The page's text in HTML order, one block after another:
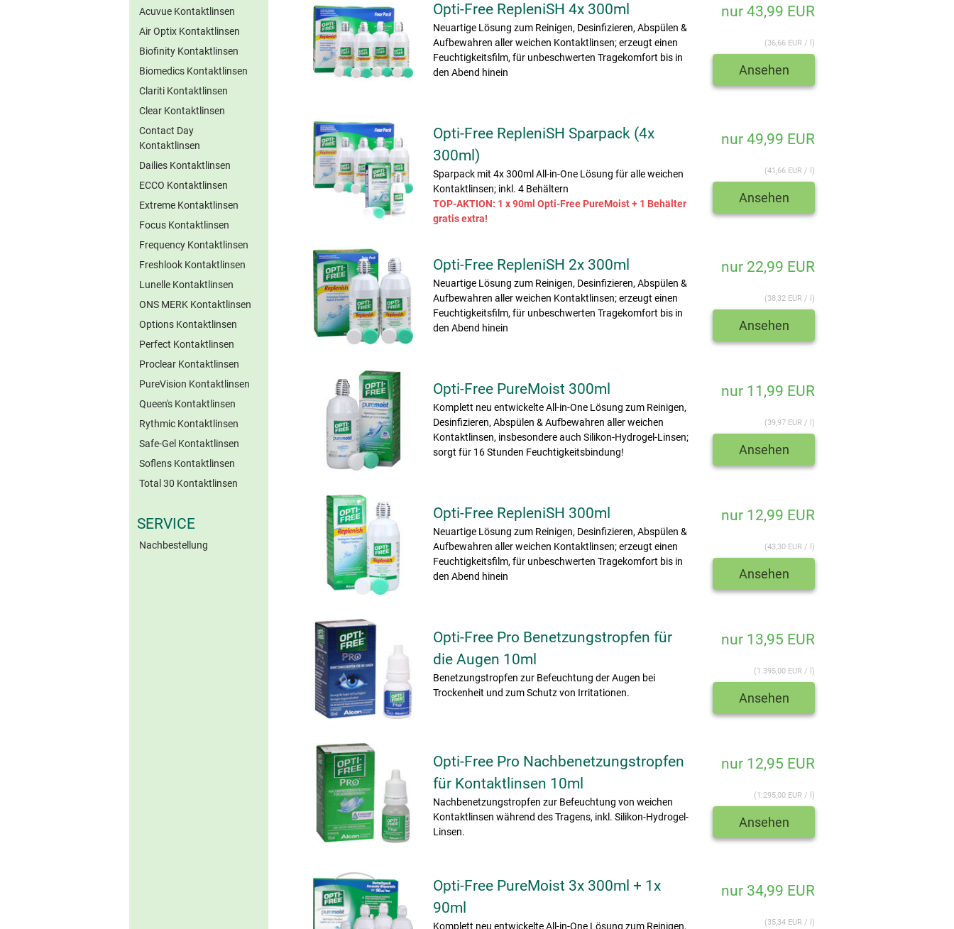
Acuvue Kontaktlinsen
Air Optix Kontaktlinsen
Biofinity Kontaktlinsen
Biomedics Kontaktlinsen
Clariti Kontaktlinsen
Clear Kontaktlinsen
Contact Day
Kontaktlinsen
Dailies Kontaktlinsen
ECCO Kontaktlinsen
Extreme Kontaktlinsen
Focus Kontaktlinsen
Frequency Kontaktlinsen
Freshlook Kontaktlinsen
Lunelle Kontaktlinsen
ONS MERK Kontaktlinsen
Options Kontaktlinsen
Perfect Kontaktlinsen
Proclear Kontaktlinsen
PureVision Kontaktlinsen
Queen's Kontaktlinsen
Rythmic Kontaktlinsen
Safe-Gel Kontaktlinsen
Soflens Kontaktlinsen
Total 30 Kontaktlinsen
SERVICE
Nachbestellung
Opti-Free RepleniSH 4x 300ml
Neuartige Lösung zum Reinigen, Desinfizieren, Abspülen &
Aufbewahren aller weichen Kontaktlinsen; erzeugt einen
Feuchtigkeitsfilm, für unbeschwerten Tragekomfort bis in
den Abend hinein
nur 43,99 EUR
(36,66 EUR / l)
Ansehen
Opti-Free RepleniSH Sparpack (4x
300ml)
Sparpack mit 4x 300ml All-in-One Lösung für alle weichen
Kontaktlinsen; inkl. 4 Behältern
TOP-AKTION: 1 x 90ml Opti-Free PureMoist + 1 Behälter
gratis extra!
nur 49,99 EUR
(41,66 EUR / l)
Ansehen
Opti-Free RepleniSH 2x 300ml
Neuartige Lösung zum Reinigen, Desinfizieren, Abspülen &
Aufbewahren aller weichen Kontaktlinsen; erzeugt einen
Feuchtigkeitsfilm, für unbeschwerten Tragekomfort bis in
den Abend hinein
nur 22,99 EUR
(38,32 EUR / l)
Ansehen
Opti-Free PureMoist 300ml
Komplett neu entwickelte All-in-One Lösung zum Reinigen,
Desinfizieren, Abspülen & Aufbewahren aller weichen
Kontaktlinsen, insbesondere auch Silikon-Hydrogel-Linsen;
sorgt für 16 Stunden Feuchtigkeitsbindung!
nur 11,99 EUR
(39,97 EUR / l)
Ansehen
Opti-Free RepleniSH 300ml
Neuartige Lösung zum Reinigen, Desinfizieren, Abspülen &
Aufbewahren aller weichen Kontaktlinsen; erzeugt einen
Feuchtigkeitsfilm, für unbeschwerten Tragekomfort bis in
den Abend hinein
nur 12,99 EUR
(43,30 EUR / l)
Ansehen
Opti-Free Pro Benetzungstropfen für
die Augen 10ml
Benetzungstropfen zur Befeuchtung der Augen bei
Trockenheit und zum Schutz von Irritationen.
nur 13,95 EUR
(1.395,00 EUR / l)
Ansehen
Opti-Free Pro Nachbenetzungstropfen
für Kontaktlinsen 10ml
Nachbenetzungstropfen zur Befeuchtung von weichen
Kontaktlinsen während des Tragens, inkl. Silikon-Hydrogel-
Linsen.
nur 12,95 EUR
(1.295,00 EUR / l)
Ansehen
Opti-Free PureMoist 3x 300ml + 1x
90ml
Komplett neu entwickelte All-in-One Lösung zum Reinigen,
nur 34,99 EUR
(35,34 EUR / l)